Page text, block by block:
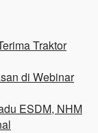
Traktor
di Webinar
ESDM, NHM